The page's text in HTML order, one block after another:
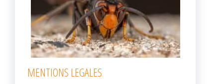
MENTIONS LEGALES